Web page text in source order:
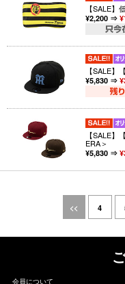
【SALE】
¥2,200 ⇒
【SALE】
¥5,830 ⇒
【SALE
ERA＞
¥5,830 ⇒
<< 4
会員について